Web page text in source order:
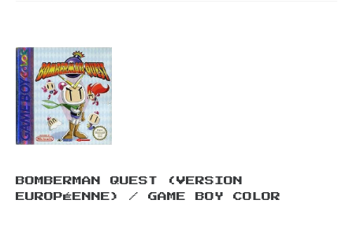
BOMBERMAN QUEST (VERSION
EUROPÉENNE) / GAME BOY COLOR